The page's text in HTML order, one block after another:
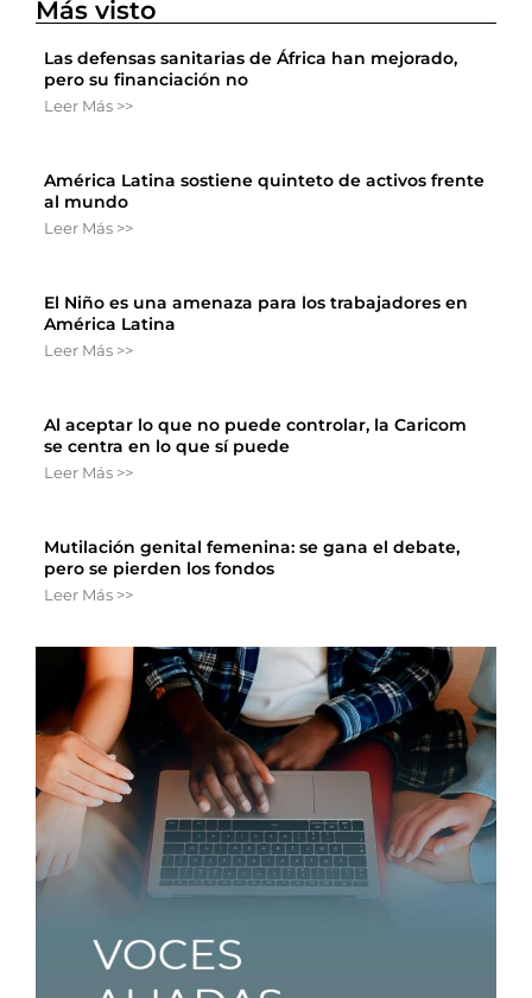
Más visto
Las defensas sanitarias de África han mejorado,
pero su financiación no
Leer Más >>
América Latina sostiene quinteto de activos frente
al mundo
Leer Más >>
El Niño es una amenaza para los trabajadores en
América Latina
Leer Más >>
Al aceptar lo que no puede controlar, la Caricom
se centra en lo que sí puede
Leer Más >>
Mutilación genital femenina: se gana el debate,
pero se pierden los fondos
Leer Más >>